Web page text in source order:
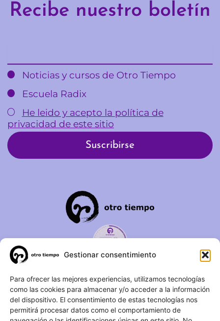
Gestionar consentimiento
Para ofrecer las mejores experiencias, utilizamos tecnologías
como las cookies para almacenar y/o acceder a la información
del dispositivo. El consentimiento de estas tecnologías nos
permitirá procesar datos como el comportamiento de
Recibe nuestro boletín
Noticias y cursos de Otro Tiempo
Escuela Radix
He leido y acepto la política de
privacidad de este sitio
C/ Duque de Fernán Núñez,
2 – 1ºA 28012 – Madrid
(+34) 623 183 283